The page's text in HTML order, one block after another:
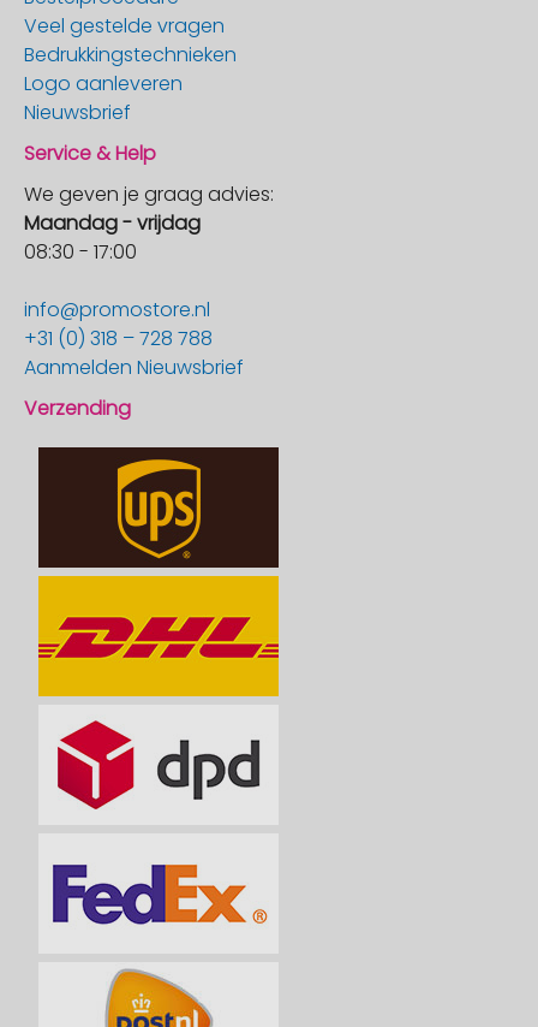
Veel gestelde vragen
Bedrukkingstechnieken
Logo aanleveren
Nieuwsbrief
Service & Help
We geven je graag advies:
Maandag - vrijdag
08:30 - 17:00
info@promostore.nl
+31 (0) 318 – 728 788
Aanmelden Nieuwsbrief
Verzending